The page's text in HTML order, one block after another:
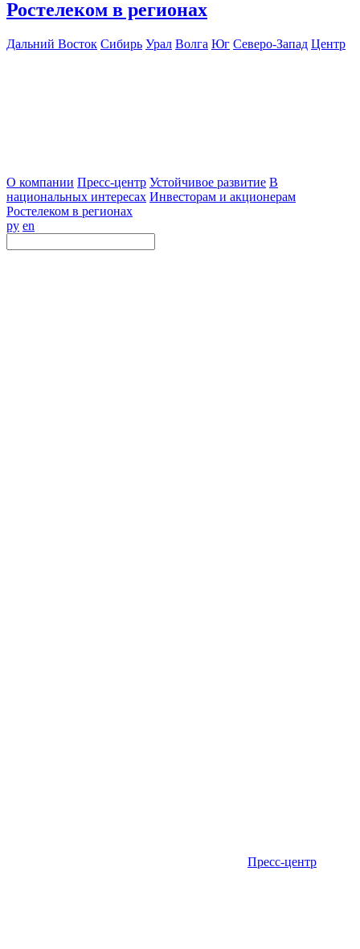
Ростелеком в регионах
Дальний Восток Сибирь Урал Волга Юг Северо-Запад Центр
О компании Пресс-центр Устойчивое развитие В
национальных интересах Инвесторам и акционерам
Ростелеком в регионах
ру en
Пресс-центр